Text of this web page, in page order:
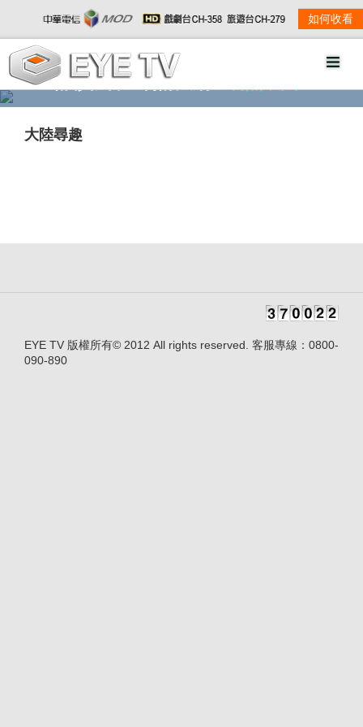
如何收看
精彩影音 劇情大綱
大陸尋趣
EYE TV 版權所有© 2012 All rights reserved. 客服專線：0800-
090-890